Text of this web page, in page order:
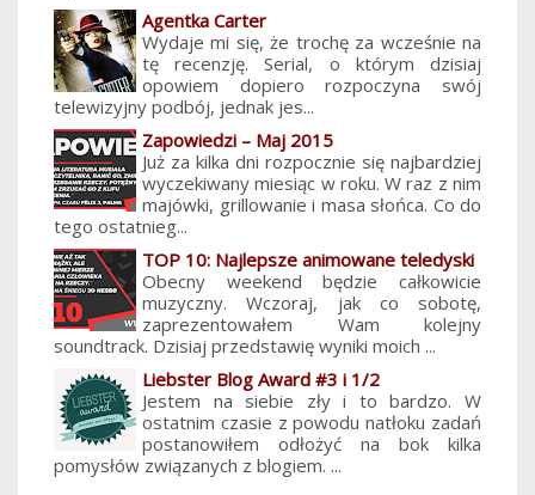
Agentka Carter
Wydaje mi się, że trochę za wcześnie na
tę recenzję. Serial, o którym dzisiaj
opowiem dopiero rozpoczyna swój
telewizyjny podbój, jednak jes...
Zapowiedzi – Maj 2015
Już za kilka dni rozpocznie się najbardziej
wyczekiwany miesiąc w roku. W raz z nim
majówki, grillowanie i masa słońca. Co do
tego ostatnieg...
TOP 10: Najlepsze animowane teledyski
Obecny weekend będzie całkowicie
muzyczny. Wczoraj, jak co sobotę,
zaprezentowałem Wam kolejny
soundtrack. Dzisiaj przedstawię wyniki moich ...
Liebster Blog Award #3 i 1/2
Jestem na siebie zły i to bardzo. W
ostatnim czasie z powodu natłoku zadań
postanowiłem odłożyć na bok kilka
pomysłów związanych z blogiem. ...